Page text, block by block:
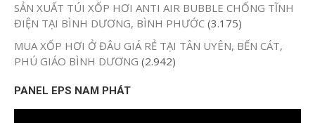
SẢN XUẤT TÚI XỐP HƠI ANTI AIR BUBBLE CHỐNG TĨNH
ĐIỆN TẠI BÌNH DƯƠNG, BÌNH PHƯỚC (3.175)
MUA XỐP HƠI Ở ĐÂU GIÁ RẺ TẠI TÂN UYÊN, BẾN CÁT,
PHÚ GIÁO BÌNH DƯƠNG (2.942)
PANEL EPS NAM PHÁT